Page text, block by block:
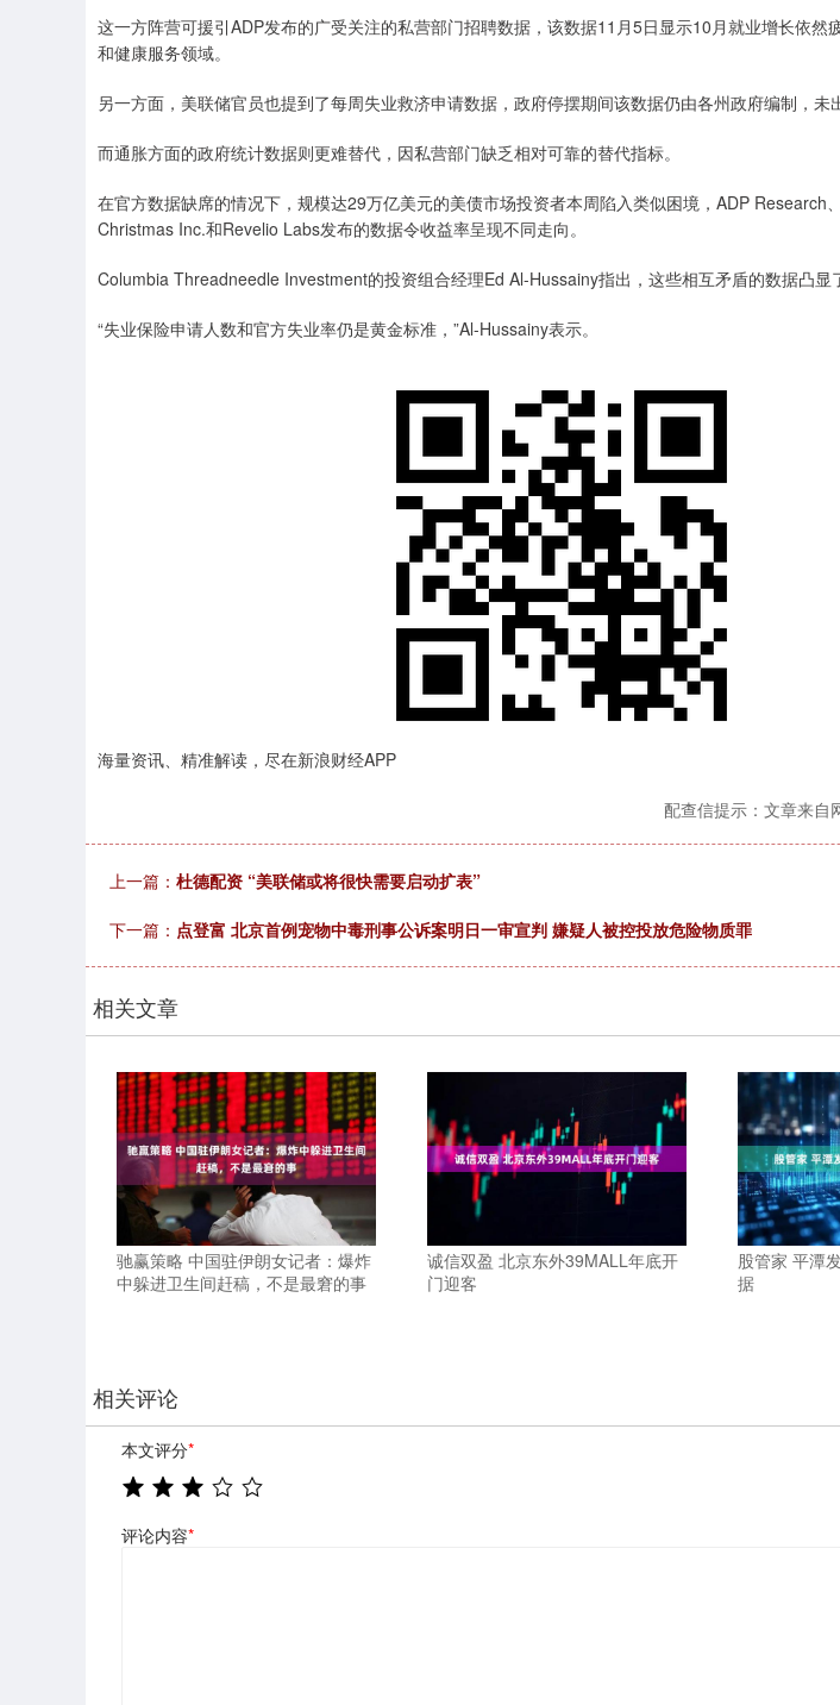
这一方阵营可援引ADP发布的广受关注的私营部门招聘数据，该数据11月5日显示10月就业增长依然
和健康服务领域。
另一方面，美联储官员也提到了每周失业救济申请数据，政府停摆期间该数据仍由各州政府编制，未
而通胀方面的政府统计数据则更难替代，因私营部门缺乏相对可靠的替代指标。
在官方数据缺席的情况下，规模达29万亿美元的美债市场投资者本周陷入类似困境，ADP Research
Christmas Inc.和Revelio Labs发布的数据令收益率呈现不同走向。
Columbia Threadneedle Investment的投资组合经理Ed Al-Hussainy指出，这些相互矛盾的数据凸显
“失业保险申请人数和官方失业率仍是黄金标准，”Al-Hussainy表示。
海量资讯、精准解读，尽在新浪财经APP
配查信提示：文章来自
上一篇： 杜德配资 “美联储或将很快需要启动扩表”
下一篇： 点登富 北京首例宠物中毒刑事公诉案明日一审宣判 嫌疑人被控投放危险物质罪
相关文章
驰赢策略 中国驻伊朗女记者：爆炸
中躲进卫生间赶稿，不是最窘的事
诚信双盈 北京东外39MALL年底开
门迎客
股管家 平潭
据
相关评论
本文评分*
评论内容*